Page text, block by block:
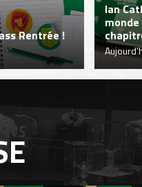
Rentrée !
Ian